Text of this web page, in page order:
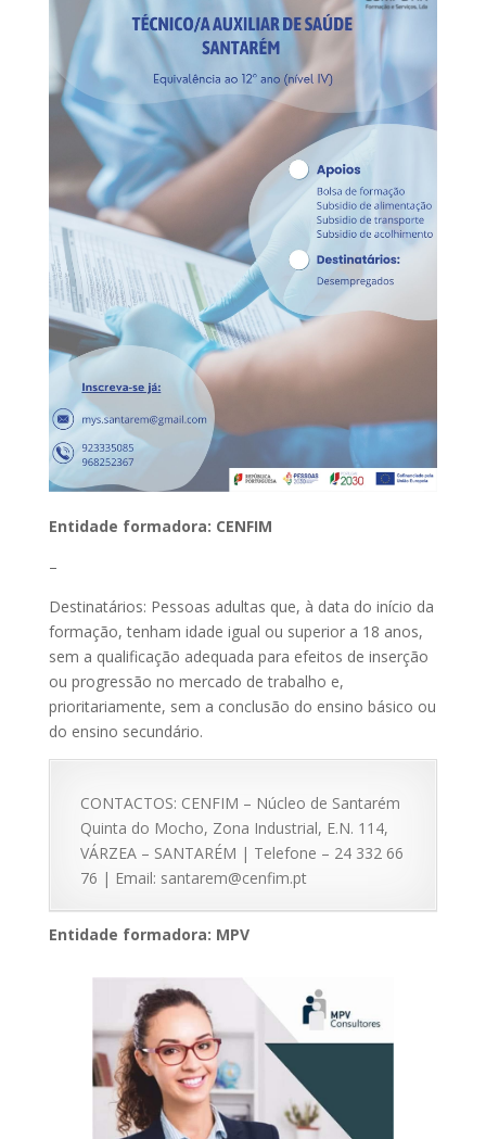
Entidade formadora: CENFIM
–
Destinatários: Pessoas adultas que, à data do início da
formação, tenham idade igual ou superior a 18 anos,
sem a qualificação adequada para efeitos de inserção
ou progressão no mercado de trabalho e,
prioritariamente, sem a conclusão do ensino básico ou
do ensino secundário.
CONTACTOS: CENFIM – Núcleo de Santarém
Quinta do Mocho, Zona Industrial, E.N. 114,
VÁRZEA – SANTARÉM | Telefone – 24 332 66
76 | Email: santarem@cenfim.pt
Entidade formadora: MPV